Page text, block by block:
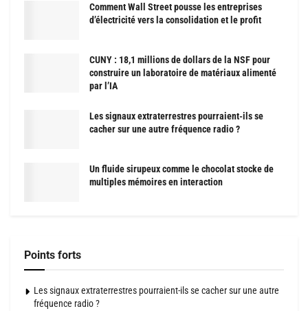
Comment Wall Street pousse les entreprises
d’électricité vers la consolidation et le profit
CUNY : 18,1 millions de dollars de la NSF pour
construire un laboratoire de matériaux alimenté
par l’IA
Les signaux extraterrestres pourraient-ils se
cacher sur une autre fréquence radio ?
Un fluide sirupeux comme le chocolat stocke de
multiples mémoires en interaction
Points forts
Les signaux extraterrestres pourraient-ils se cacher sur une autre
fréquence radio ?